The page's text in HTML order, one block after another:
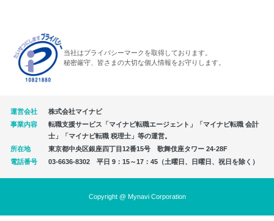
当社はプライバシーマークを取得しております。
秘密厳守、皆さまの大切な個人情報をお守りします。
運営会社
株式会社マイナビ
事業内容
転職支援サービス「マイナビ転職エージェント」「マイナビ転職 会計
士」「マイナビ転職 税理士」等の運営。
所在地
東京都中央区銀座四丁目12番15号 歌舞伎座タワー 24-28F
電話番号
03-6636-8302 平日 9：15～17：45（土曜日、日曜日、祝日を除く）
Copyright @ Mynavi Corporation